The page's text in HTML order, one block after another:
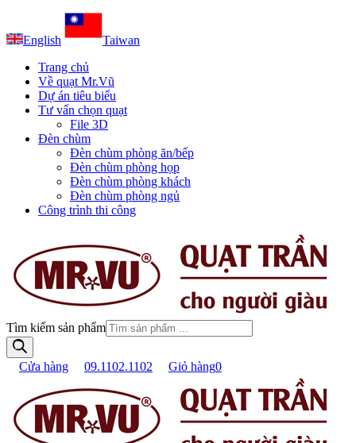
English
Taiwan
Trang chủ
Về quạt Mr.Vũ
Dự án tiêu biểu
Tư vấn chọn quạt
File 3D
Đèn chùm
Đèn chùm phòng ăn/bếp
Đèn chùm phòng họp
Đèn chùm phòng khách
Đèn chùm phòng ngủ
Công trình thi công
Tìm kiếm sản phẩm
Cửa hàng 09.1102.1102 Giỏ hàng0